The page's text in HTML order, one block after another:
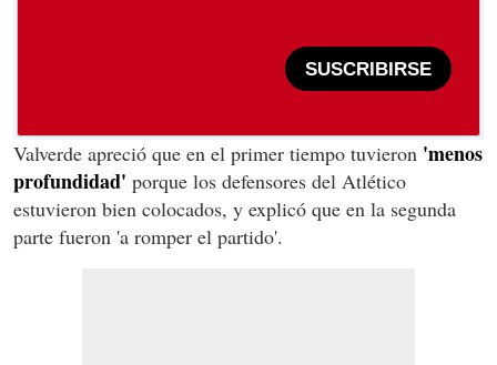
SUSCRIBIRSE
Valverde apreció que en el primer tiempo tuvieron 'menos
profundidad' porque los defensores del Atlético
estuvieron bien colocados, y explicó que en la segunda
parte fueron 'a romper el partido'.